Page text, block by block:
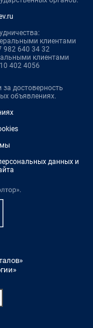
клиентами
982 640 34 32
клиентами
402 4056
за достоверность
объявлениях.
данных и